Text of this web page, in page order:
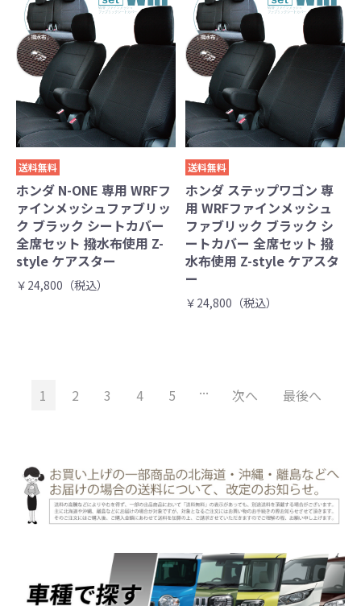
送料無料
ホンダ N-ONE 専用 WRFフ
ァインメッシュファブリッ
ク ブラック シートカバー
全席セット 撥水布使用 Z-
style ケアスター
￥24,800（税込）
送料無料
ホンダ ステップワゴン 専
用 WRFファインメッシュ
ファブリック ブラック シ
ートカバー 全席セット 撥
水布使用 Z-style ケアスタ
ー
￥24,800（税込）
1 2 3 4 5 ... 次へ 最後へ